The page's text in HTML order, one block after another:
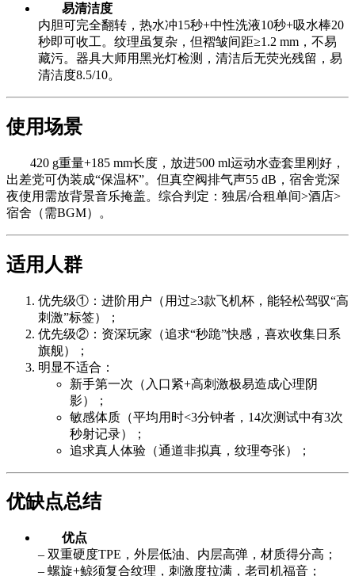
易清洁度
内胆可完全翻转，热水冲15秒+中性洗液10秒+吸水棒20
秒即可收工。纹理虽复杂，但褶皱间距≥1.2 mm，不易
藏污。器具大师用黑光灯检测，清洁后无荧光残留，易
清洁度8.5/10。
使用场景
420 g重量+185 mm长度，放进500 ml运动水壶套里刚好，
出差党可伪装成“保温杯”。但真空阀排气声55 dB，宿舍党深
夜使用需放背景音乐掩盖。综合判定：独居/合租单间>酒店>
宿舍（需BGM）。
适用人群
优先级①：进阶用户（用过≥3款飞机杯，能轻松驾驭“高
刺激”标签）；
优先级②：资深玩家（追求“秒跪”快感，喜欢收集日系
旗舰）；
明显不适合：
新手第一次（入口紧+高刺激极易造成心理阴
影）；
敏感体质（平均用时<3分钟者，14次测试中有3次
秒射记录）；
追求真人体验（通道非拟真，纹理夸张）；
优缺点总结
优点
– 双重硬度TPE，外层低油、内层高弹，材质得分高；
– 螺旋+鲸须复合纹理，刺激度拉满，老司机福音；